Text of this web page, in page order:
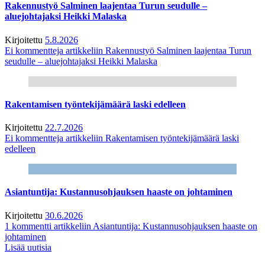
Rakennustyö Salminen laajentaa Turun seudulle –
aluejohtajaksi Heikki Malaska
Kirjoitettu 5.8.2026
Ei kommentteja artikkeliin Rakennustyö Salminen laajentaa Turun
seudulle – aluejohtajaksi Heikki Malaska
Rakentamisen työntekijämäärä laski edelleen
Kirjoitettu 22.7.2026
Ei kommentteja artikkeliin Rakentamisen työntekijämäärä laski
edelleen
Asiantuntija: Kustannusohjauksen haaste on johtaminen
Kirjoitettu 30.6.2026
1 kommentti artikkeliin Asiantuntija: Kustannusohjauksen haaste on
johtaminen
Lisää uutisia